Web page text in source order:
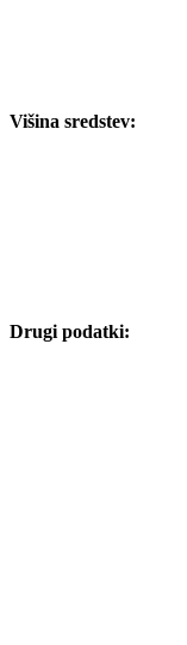
Višina sredstev:
Drugi podatki: